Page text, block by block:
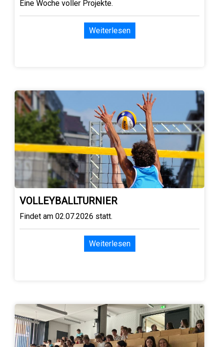
Eine Woche voller Projekte.
Weiterlesen
VOLLEYBALLTURNIER
Findet am 02.07.2026 statt.
Weiterlesen